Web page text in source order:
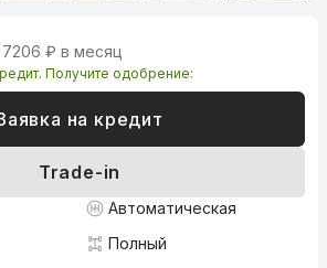
₽ в месяц
Получите одобрение:
на кредит
Trade-in
Автоматическая
Полный